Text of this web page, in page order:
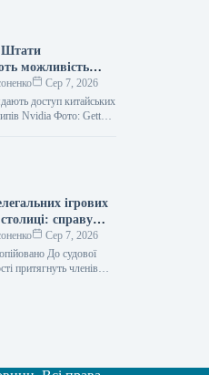
Штати
можливість
компаній
Сер 7, 2026
доступ китайських
Nvidia Фото: Getty
розглядає методи,…
ігрових
справу
суду
Сер 7, 2026
До судової
притягнуть членів